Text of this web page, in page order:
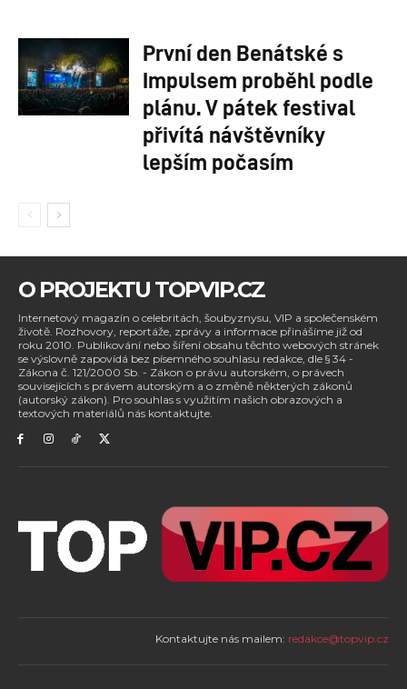
První den Benátské s
Impulsem proběhl podle
plánu. V pátek festival
přivítá návštěvníky
lepším počasím
O PROJEKTU TOPVIP.CZ
Internetový magazín o celebritách, šoubyznysu, VIP a společenském
životě. Rozhovory, reportáže, zprávy a informace přinášíme již od
roku 2010. Publikování nebo šíření obsahu těchto webových stránek
se výslovně zapovídá bez písemného souhlasu redakce, dle § 34 -
Zákona č. 121/2000 Sb. - Zákon o právu autorském, o právech
souvisejících s právem autorským a o změně některých zákonů
(autorský zákon). Pro souhlas s využitím našich obrazových a
textových materiálů nás kontaktujte.
Kontaktujte nás mailem: redakce@topvip.cz